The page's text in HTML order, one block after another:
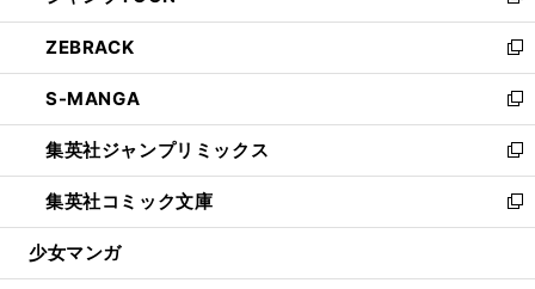
開
く
ウ
で
開
く
ン
ド
ウ
で
開
く
ウ
ィ
ン
ド
ウ
で
開
く
し
い
ウ
ィ
ン
ド
ウ
で
開
ZEBRACK
新
し
い
ウ
ィ
ン
ド
ウ
開
S-MANGA
新
し
い
ウ
ィ
ン
ウ
集英社ジャンプリミックス
新
し
い
ウ
ン
集英社コミック文庫
新
し
ウ
少女マンガ